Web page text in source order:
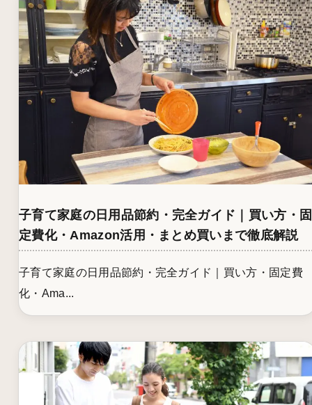
子育て家庭の日用品節約・完全ガイド｜買い方・固
定費化・Amazon活用・まとめ買いまで徹底解説
子育て家庭の日用品節約・完全ガイド｜買い方・固定費
化・Ama...